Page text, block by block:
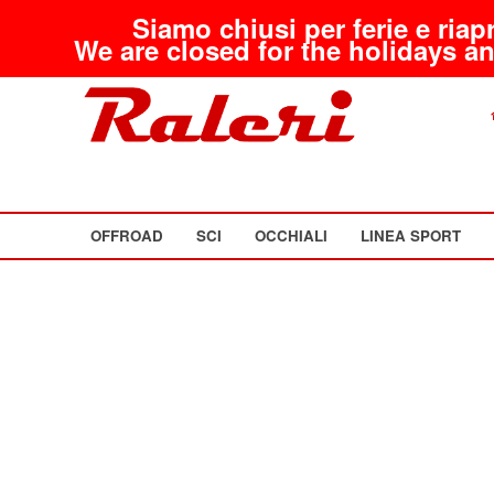
Siamo chiusi per ferie e
We are closed for the holidays
OFFROAD SCI OCCHIALI LINEA SPORT